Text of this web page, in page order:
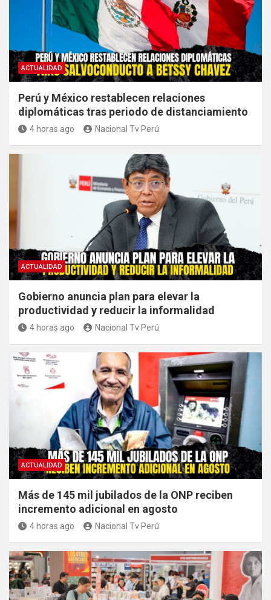
ACTUALIDAD
Perú y México restablecen relaciones
diplomáticas tras periodo de distanciamiento
4 horas ago Nacional Tv Perú
ACTUALIDAD
Gobierno anuncia plan para elevar la
productividad y reducir la informalidad
4 horas ago Nacional Tv Perú
ACTUALIDAD
Más de 145 mil jubilados de la ONP reciben
incremento adicional en agosto
4 horas ago Nacional Tv Perú